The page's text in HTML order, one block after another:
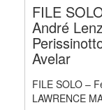
FILE
André
Avelar
FILE SOLO –
LAWRENCE